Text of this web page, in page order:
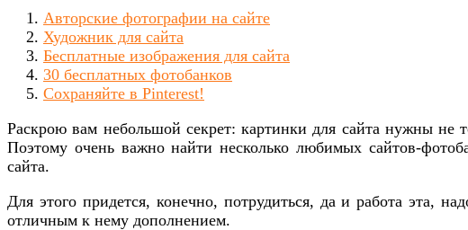
Авторские фотографии на сайте
Художник для сайта
Бесплатные изображения для сайта
30 бесплатных фотобанков
Сохраняйте в Pinterest!
Раскрою вам небольшой секрет: картинки для сайта нужны не
Поэтому очень важно найти несколько любимых сайтов-
сайта.
Для этого придется, конечно, потрудиться, да и работа эта,
отличным к нему дополнением.